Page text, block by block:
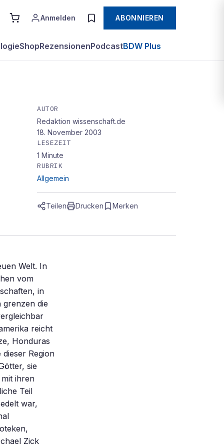
Anmelden ABONNIEREN
ShopRezensionenPodcastBDW Plus
AUTOR
Redaktion wissenschaft.de
18. November 2003
LESEZEIT
1 Minute
RUBRIK
Allgemein
Teilen Drucken Merken
Welt. In
vom
in
grenzen die
reicht
Honduras
Region
sie
ihren
Teil
war,
Zick